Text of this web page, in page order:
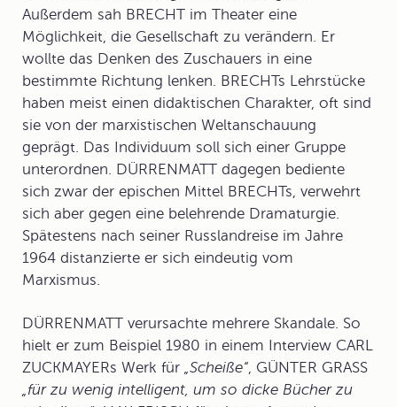
Außerdem sah BRECHT im Theater eine
Möglichkeit, die Gesellschaft zu verändern. Er
wollte das Denken des Zuschauers in eine
bestimmte Richtung lenken. BRECHTs Lehrstücke
haben meist einen didaktischen Charakter, oft sind
sie von der marxistischen Weltanschauung
geprägt. Das Individuum soll sich einer Gruppe
unterordnen. DÜRRENMATT dagegen bediente
sich zwar der epischen Mittel BRECHTs, verwehrt
sich aber gegen eine belehrende Dramaturgie.
Spätestens nach seiner Russlandreise im Jahre
1964 distanzierte er sich eindeutig vom
Marxismus.
DÜRRENMATT verursachte mehrere Skandale. So
hielt er zum Beispiel 1980 in einem Interview CARL
ZUCKMAYERs Werk für „Scheiße“, GÜNTER GRASS
„für zu wenig intelligent, um so dicke Bücher zu